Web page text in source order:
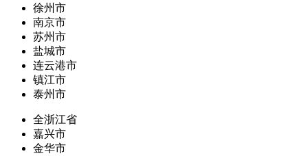
徐州市
南京市
苏州市
盐城市
连云港市
镇江市
泰州市
全浙江省
嘉兴市
金华市